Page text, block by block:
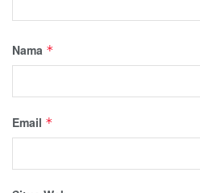
Nama *
Email *